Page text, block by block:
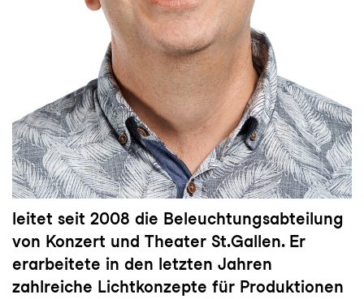
leitet seit 2008 die Beleuchtungsabteilung
von Konzert und Theater St.Gallen. Er
erarbeitete in den letzten Jahren
zahlreiche Lichtkonzepte für Produktionen